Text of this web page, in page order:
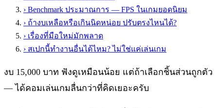
› Benchmark ประมาณการ — FPS ในเกมยอดนิยม
› ถ้างบเหลือหรือเกินนิดหน่อย ปรับตรงไหนได้?
› เรื่องที่มือใหม่มักพลาด
› สเปกนี้ทำงานอื่นได้ไหม? ไม่ใช่แค่เล่นเกม
งบ 15,000 บาท ฟังดูเหมือนน้อย แต่ถ้าเลือกชิ้นส่วนถูกตัว
— ได้คอมเล่นเกมลื่นกว่าที่คิดเยอะครับ